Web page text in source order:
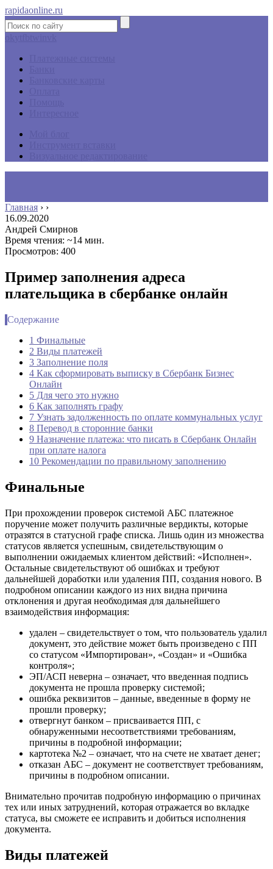
rapidaonline.ru
Главная › ›
16.09.2020
Андрей Смирнов
Время чтения: ~14 мин.
Просмотров: 400
Пример заполнения адреса
плательщика в сбербанке онлайн
Содержание
1 Финальные
2 Виды платежей
3 Заполнение поля
4 Как сформировать выписку в Сбербанк Бизнес
Онлайн
5 Для чего это нужно
6 Как заполнять графу
7 Узнать задолженность по оплате коммунальных услуг
8 Перевод в сторонние банки
9 Назначение платежа: что писать в Сбербанк Онлайн
при оплате налога
10 Рекомендации по правильному заполнению
Финальные
При прохождении проверок системой АБС платежное
поручение может получить различные вердикты, которые
отразятся в статусной графе списка. Лишь один из множества
статусов является успешным, свидетельствующим о
выполнении ожидаемых клиентом действий: «Исполнен».
Остальные свидетельствуют об ошибках и требуют
дальнейшей доработки или удаления ПП, создания нового. В
подробном описании каждого из них видна причина
отклонения и другая необходимая для дальнейшего
взаимодействия информация:
удален – свидетельствует о том, что пользователь удалил
документ, это действие может быть произведено с ПП
со статусом «Импортирован», «Создан» и «Ошибка
контроля»;
ЭП/АСП неверна – означает, что введенная подпись
документа не прошла проверку системой;
ошибка реквизитов – данные, введенные в форму не
прошли проверку;
отвергнут банком – присваивается ПП, с
обнаруженными несоответствиями требованиям,
причины в подробной информации;
картотека №2 – означает, что на счете не хватает денег;
отказан АБС – документ не соответствует требованиям,
причины в подробном описании.
Внимательно прочитав подробную информацию о причинах
тех или иных затруднений, которая отражается во вкладке
статуса, вы сможете ее исправить и добиться исполнения
документа.
Виды платежей